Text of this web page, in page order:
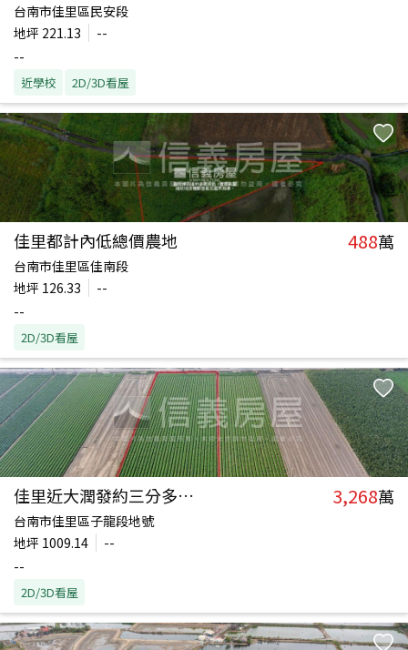
台南市佳里區民安段
地坪 221.13
--
--
近學校 2D/3D看屋
佳里都計內低總價農地 488萬
台南市佳里區佳南段
地坪 126.33
--
--
2D/3D看屋
佳里近大潤發約三分多農地 3,268萬
台南市佳里區子龍段地號
地坪 1009.14
--
--
2D/3D看屋